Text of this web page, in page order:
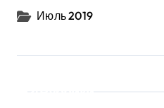
Июль 2019